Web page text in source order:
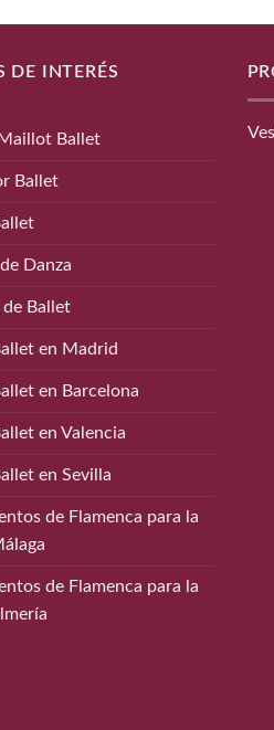
DE INTERÉS
Ballet
Ballet
Danza
Ballet
en Madrid
en Barcelona
en Valencia
en Sevilla
de Flamenca para la
de Flamenca para la